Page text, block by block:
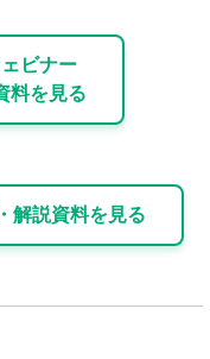
ビナー
料を見る
解説資料を見る